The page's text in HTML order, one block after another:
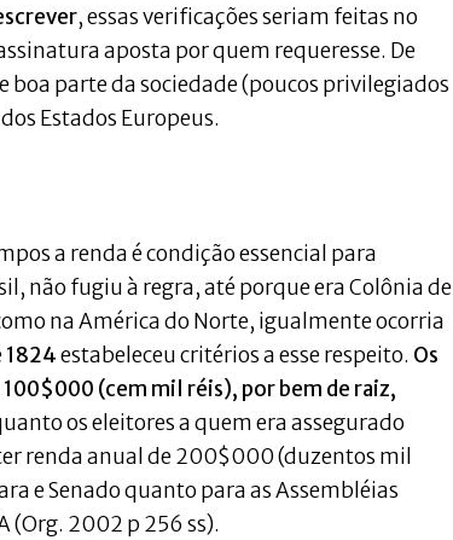
, essas verificações seriam feitas no
aposta por quem requeresse. De
parte da sociedade (poucos privilegiados
Estados Europeus.
a renda é condição essencial para
não fugiu à regra, até porque era Colônia de
na América do Norte, igualmente ocorria
1824estabeleceu critérios a esse respeito. Os
(cem mil réis), por bem de raiz,
os eleitores a quem era assegurado
renda anual de 200$000 (duzentos mil
e Senado quanto para as Assembléias
(Org. 2002 p 256 ss).